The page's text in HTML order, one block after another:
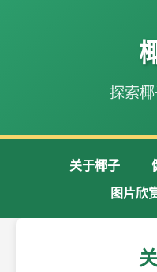
探索
关于椰子
图片欣